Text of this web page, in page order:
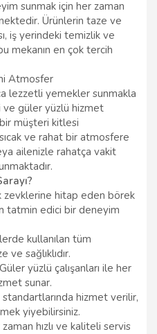
sunmak için her zaman
Ürünlerin taze ve
iş yerindeki temizlik ve
mekanın en çok tercih
Atmosfer
lezzetli yemekler sunmakla
ve güler yüzlü hizmet
müşteri kitlesi
ve rahat bir atmosfere
ailenizle rahatça vakit
zevklerine hitap eden börek
tatmin edici bir deneyim
kullanılan tüm
sağlıklıdır.
yüzlü çalışanları ile her
sunar.
hizmet verilir,
yiyebilirsiniz.
hızlı ve kaliteli servis